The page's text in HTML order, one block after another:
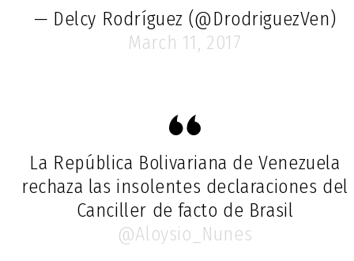
— Delcy Rodríguez (@DrodriguezVen)
March 11, 2017
La República Bolivariana de Venezuela
rechaza las insolentes declaraciones del
Canciller de facto de Brasil
@Aloysio_Nunes